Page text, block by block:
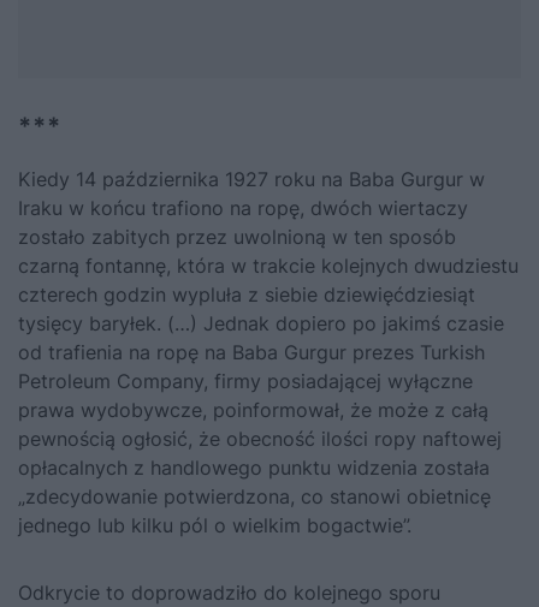
***
Kiedy 14 października 1927 roku na Baba Gurgur w
Iraku w końcu trafiono na ropę, dwóch wiertaczy
zostało zabitych przez uwolnioną w ten sposób
czarną fontannę, która w trakcie kolejnych dwudziestu
czterech godzin wypluła z siebie dziewięćdziesiąt
tysięcy baryłek. (…) Jednak dopiero po jakimś czasie
od trafienia na ropę na Baba Gurgur prezes Turkish
Petroleum Company, firmy posiadającej wyłączne
prawa wydobywcze, poinformował, że może z całą
pewnością ogłosić, że obecność ilości ropy naftowej
opłacalnych z handlowego punktu widzenia została
„zdecydowanie potwierdzona, co stanowi obietnicę
jednego lub kilku pól o wielkim bogactwie”.
Odkrycie to doprowadziło do kolejnego sporu